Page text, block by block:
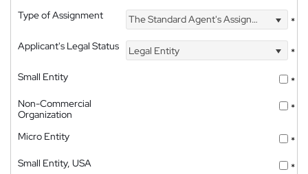
Type of Assignment The Standard Agent's Assignment
*
Applicant's Legal Status
Legal Entity
*
Small Entity
*
Non-Commercial
Organization
*
Micro Entity
*
Small Entity, USA
*